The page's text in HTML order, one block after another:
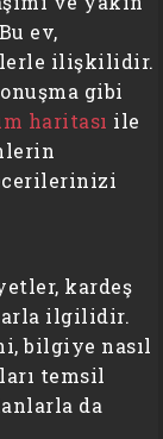
ev,
ilişkilidir.
gibi
haritası ile
kardeş
ilgilidir.
bilgiye nasıl
temsil
da